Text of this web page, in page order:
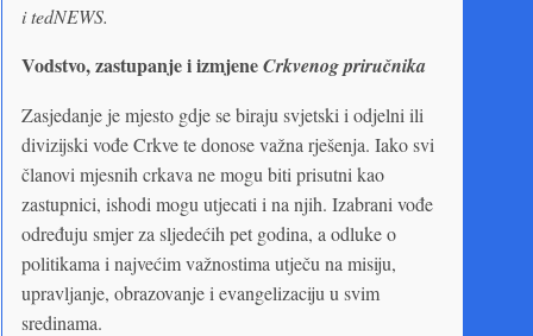
i tedNEWS.
Vodstvo, zastupanje i izmjeneCrkvenog priručnika
Zasjedanje je mjesto gdje se biraju svjetski i odjelni ili
divizijski vođe Crkve te donose važna rješenja. Iako svi
članovi mjesnih crkava ne mogu biti prisutni kao
zastupnici, ishodi mogu utjecati i na njih. Izabrani vođe
određuju smjer za sljedećih pet godina, a odluke o
politikama i najvećim važnostima utječu na misiju,
upravljanje, obrazovanje i evangelizaciju u svim
sredinama.